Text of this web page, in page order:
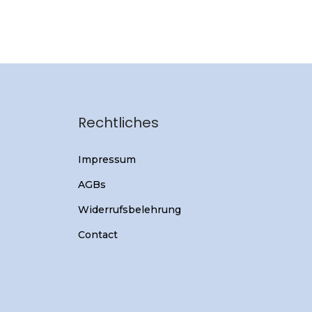
Rechtliches
Impressum
AGBs
Widerrufsbelehrung
Contact